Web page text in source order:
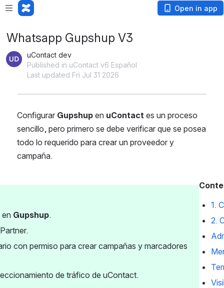
Open in app
Whatsapp Gupshup V3
uContact dev
Published in uContact v6 Español
Last updated Fri Jul 31 2026
Configurar Gupshup en uContact es un proceso
sencillo, pero primero se debe verificar que se posea
todo lo requerido para crear un proveedor y
campaña.
en Gupshup.
con permiso para crear campañas y marcadores
de tráfico de uContact.
1.
2.